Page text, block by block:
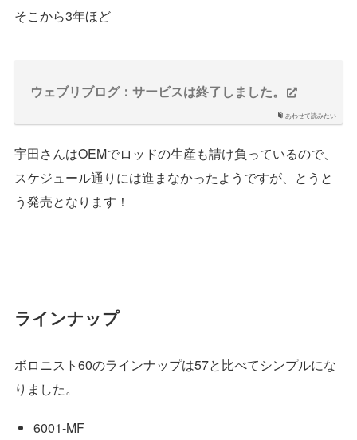
そこから3年ほど
あわせて読みたい
ウェブリブログ：サービスは終了しました。
宇田さんはOEMでロッドの生産も請け負っているので、
スケジュール通りには進まなかったようですが、とうと
う発売となります！
ラインナップ
ボロニスト60のラインナップは57と比べてシンプルにな
りました。
6001-MF